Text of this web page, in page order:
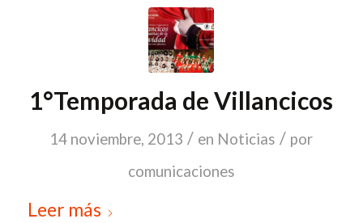
1°Temporada de Villancicos
14 noviembre, 2013 / en Noticias / por
comunicaciones
Leer más